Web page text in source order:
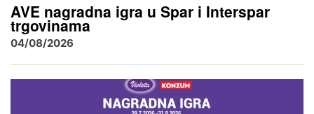
AVE nagradna igra u Spar i Interspar
trgovinama
04/08/2026